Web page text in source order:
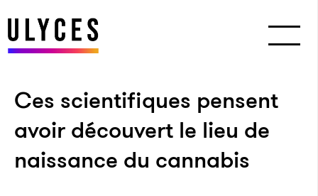
Ces scientifiques pensent
avoir découvert le lieu de
naissance du cannabis